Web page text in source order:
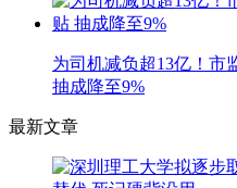
为司机减负超13亿！市
抽成降至9%
最新文章